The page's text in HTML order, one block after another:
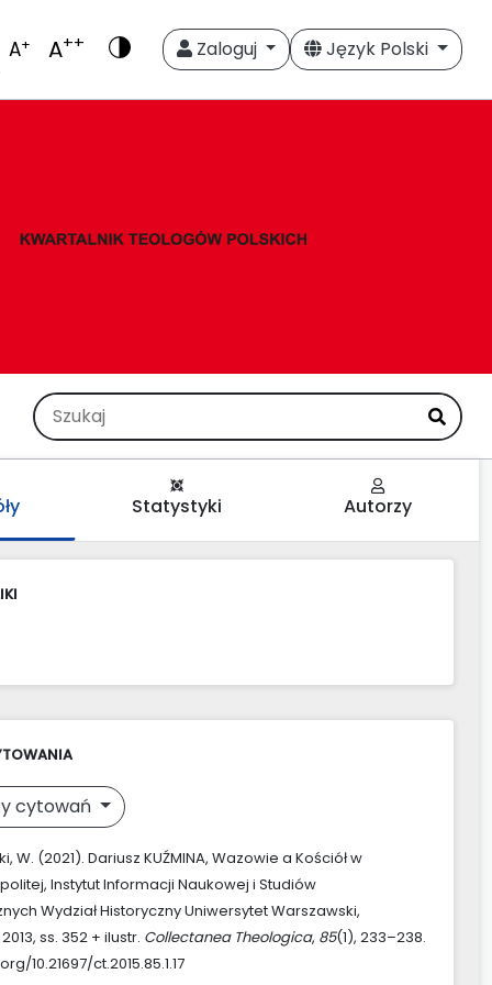
A+ A++ Zaloguj Język Polski
Statystyki Autorzy
cytowań
W. (2021). Dariusz KUŹMINA, Wazowie a Kościół w
Instytut Informacji Naukowej i Studiów
Wydział Historyczny Uniwersytet Warszawski,
ss. 352 + ilustr. Collectanea Theologica, 85(1), 233–238.
10.21697/ct.2015.85.1.17